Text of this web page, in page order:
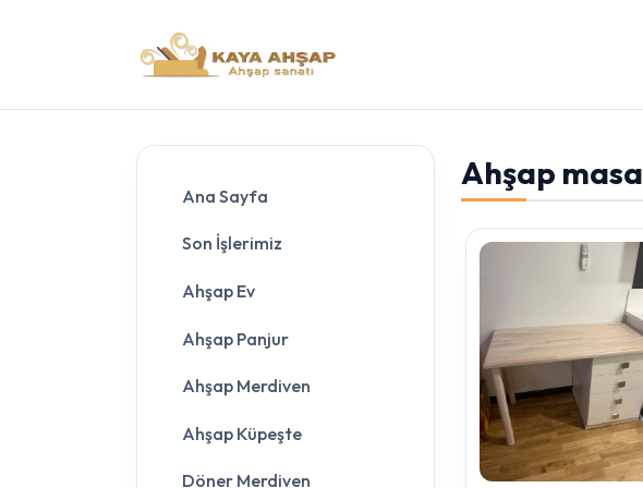
Ana Sayfa
Son İşlerimiz
Ahşap Ev
Ahşap Panjur
Ahşap Merdiven
Ahşap Küpeşte
Döner Merdiven
Ahşap masa